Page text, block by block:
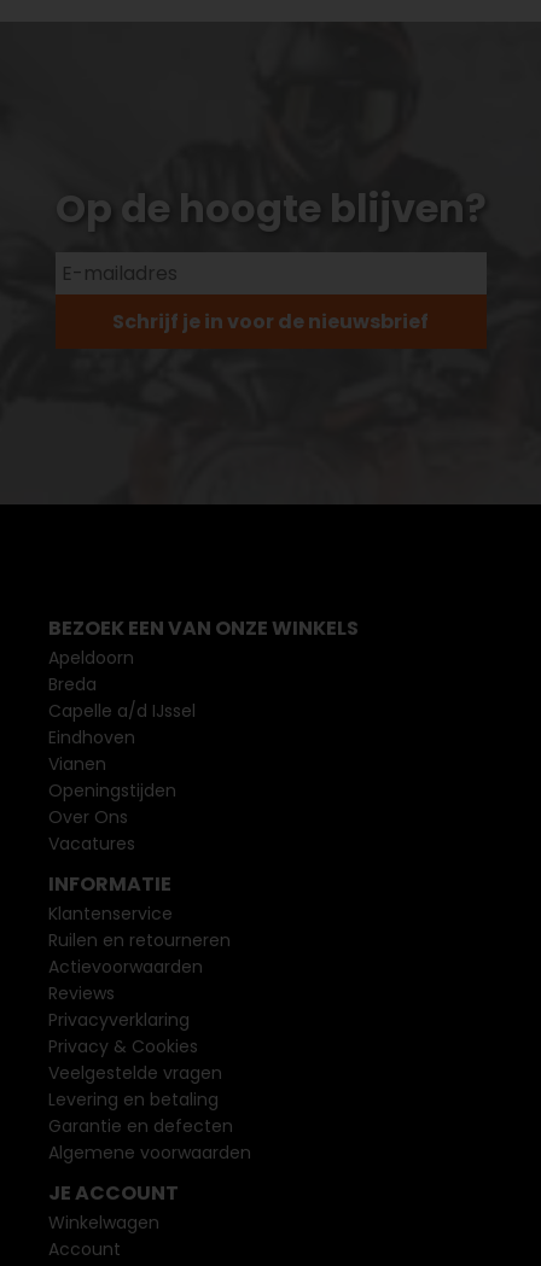
Op de hoogte blijven?
Schrijf je in voor de nieuwsbrief
BEZOEK EEN VAN ONZE WINKELS
Apeldoorn
Breda
Capelle a/d IJssel
Eindhoven
Vianen
Openingstijden
Over Ons
Vacatures
INFORMATIE
Klantenservice
Ruilen en retourneren
Actievoorwaarden
Reviews
Privacyverklaring
Privacy & Cookies
Veelgestelde vragen
Levering en betaling
Garantie en defecten
Algemene voorwaarden
JE ACCOUNT
Winkelwagen
Account